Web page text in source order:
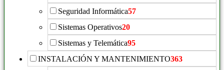
Seguridad Informática57
Sistemas Operativos20
Sistemas y Telemática95
INSTALACIÓN Y MANTENIMIENTO363